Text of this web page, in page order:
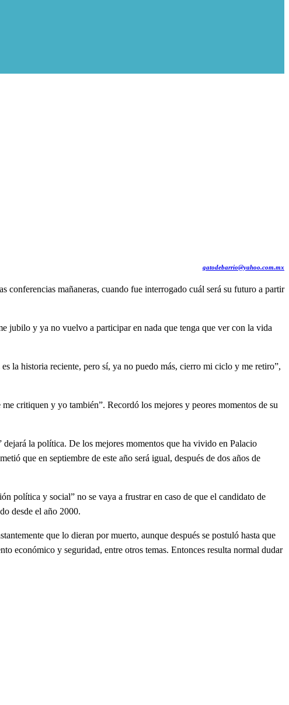
gatodebarrio@yahoo.com.mx
mañaneras, cuando fue interrogado cuál será su futuro a partir
y ya no vuelvo a participar en nada que tenga que ver con la vida
historia reciente, pero sí, ya no puedo más, cierro mi ciclo y me retiro”,
critiquen y yo también”. Recordó los mejores y peores momentos de su
la política. De los mejores momentos que ha vivido en Palacio
que en septiembre de este año será igual, después de dos años de
y social” no se vaya a frustrar en caso de que el candidato de
desde el año 2000.
que lo dieran por muerto, aunque después se postuló hasta que
económico y seguridad, entre otros temas. Entonces resulta normal dudar